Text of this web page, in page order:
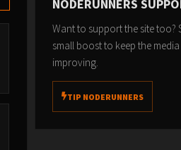
NODERUNNERS
Want to support the site too?
small boost to keep the
improving.
TIP NODERUNNERS